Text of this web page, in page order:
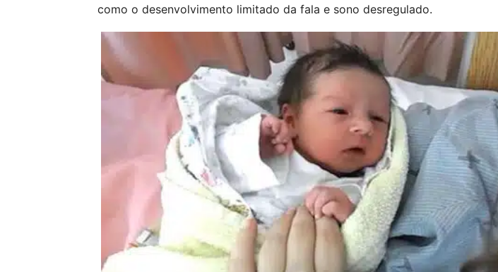
como o desenvolvimento limitado da fala e sono desregulado.